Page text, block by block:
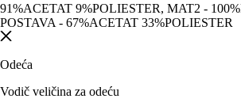
91%ACETAT 9%POLIESTER, MAT2 -
POSTAVA - 67%ACETAT 33%POLIESTER
Odeća
Vodič veličina za odeću